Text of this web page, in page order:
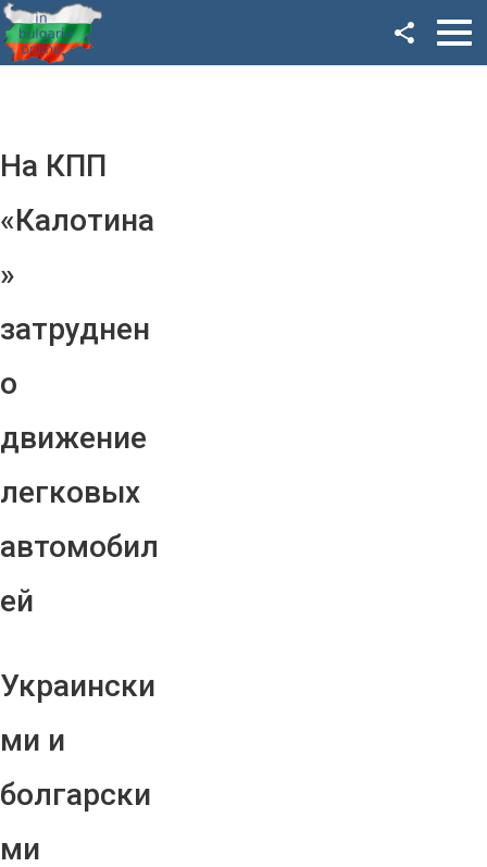
На КПП
«Калотина
»
затруднен
о
движение
легковых
автомобил
ей
Украински
ми и
болгарски
ми